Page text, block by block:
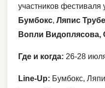
участников фестиваля
Бумбокс, Ляпис
Вопли Видоплясова,
Где и когда: 26-28
Line-Up: Бумбокс,